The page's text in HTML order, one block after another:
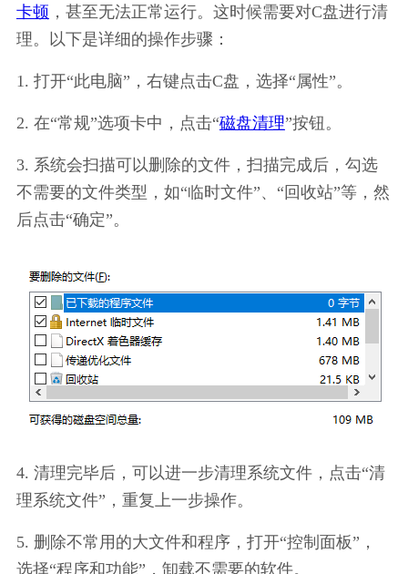
卡顿 ，甚至无法正常运行。这时候需要对C盘进行清
理。以下是详细的操作步骤：
1. 打开“此电脑”，右键点击C盘，选择“属性”。
2. 在“常规”选项卡中，点击“磁盘清理”按钮。
3. 系统会扫描可以删除的文件，扫描完成后，勾选
不需要的文件类型，如“临时文件”、“回收站”等，然
后点击“确定”。
4. 清理完毕后，可以进一步清理系统文件，点击“清
理系统文件”，重复上一步操作。
5. 删除不常用的大文件和程序，打开“控制面板”，
选择“程序和功能”，卸载不需要的软件。